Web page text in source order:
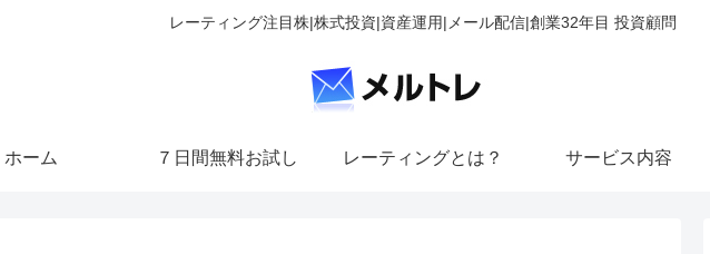
レーティング注目株|株式投資|資産運用|メール配信|創業32年目 投資顧問
ホーム ７日間無料お試し レーティングとは？ サービス内容